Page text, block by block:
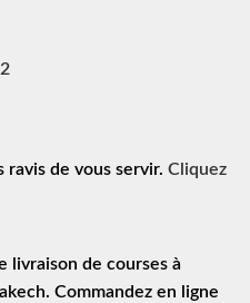
ravis de vous servir. Cliquez
livraison de courses à
Commandez en ligne